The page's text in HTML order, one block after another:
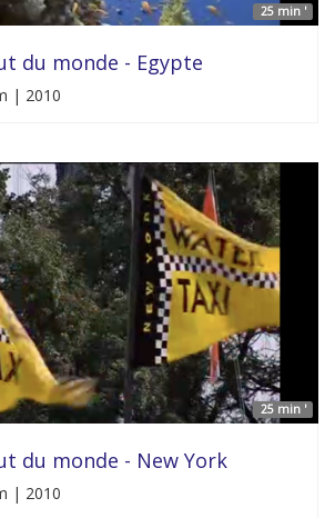
25 min '
du monde - Egypte
| 2010
25 min '
du monde - New York
| 2010